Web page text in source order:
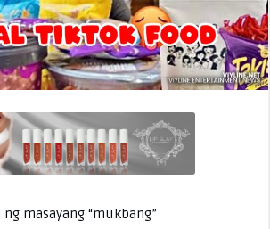
masayang “mukbang”